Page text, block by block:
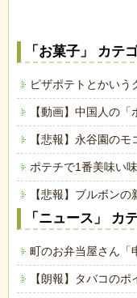
「お菓子」 カテ
ピザポテトとかい
【動画】中国人の
【悲報】永谷園の
ポテチで1番美味い
【悲報】ブルボン
「ニュース」 カ
町のお弁当屋さん
【朗報】タバコの